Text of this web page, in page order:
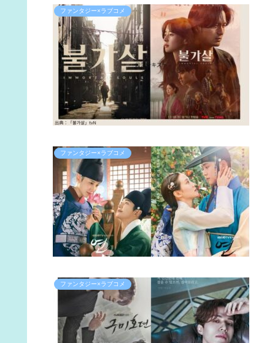
ファンタジー×ラブコメ
ファンタジー×ラブコメ
ファンタジー×ラブコメ